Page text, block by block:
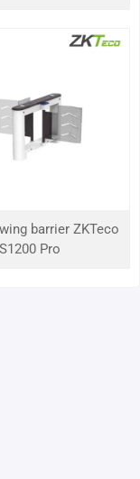
giúp nhận biết
thực
nhấtư
nhận dạng sinh
barrier ZKTeco
Pro